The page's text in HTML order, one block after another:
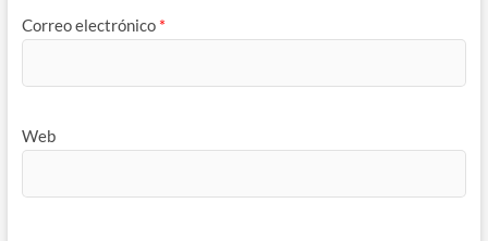
Correo electrónico *
Web